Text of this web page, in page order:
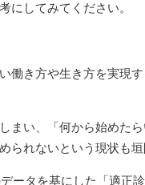
ータを基にした「適正診
たい人も、この機会に